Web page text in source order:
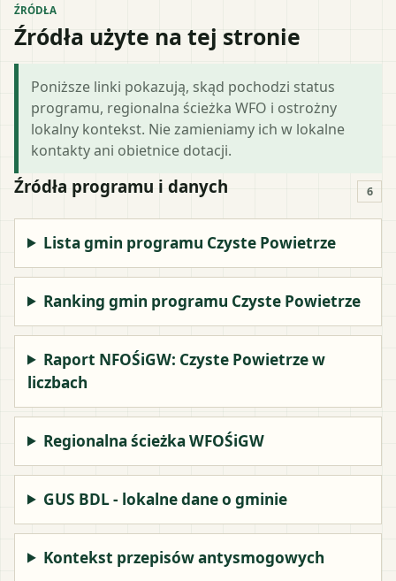
ŹRÓDŁA
Źródła użyte na tej stronie
Poniższe linki pokazują, skąd pochodzi status
programu, regionalna ścieżka WFO i ostrożny
lokalny kontekst. Nie zamieniamy ich w lokalne
kontakty ani obietnice dotacji.
Źródła programu i danych 6
Lista gmin programu Czyste Powietrze
Ranking gmin programu Czyste Powietrze
Raport NFOŚiGW: Czyste Powietrze w
liczbach
Regionalna ścieżka WFOŚiGW
GUS BDL - lokalne dane o gminie
Kontekst przepisów antysmogowych